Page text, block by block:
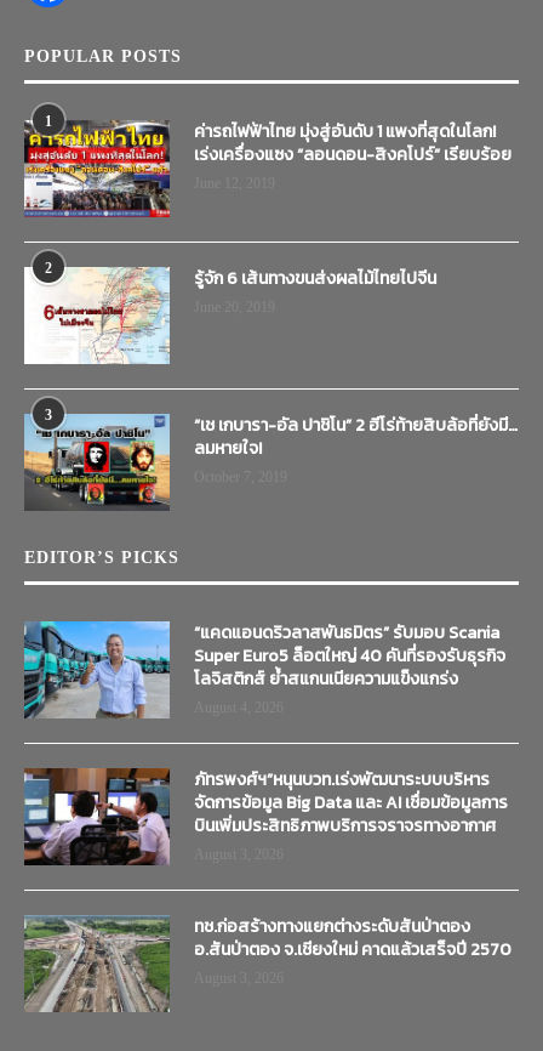
POPULAR POSTS
1
ค่ารถไฟฟ้าไทย มุ่งสู่อันดับ 1 แพงที่สุดในโลก!
เร่งเครื่องแซง “ลอนดอน-สิงคโปร์” เรียบร้อย
2 รู้จัก 6 เส้นทางขนส่งผลไม้ไทยไปจีน
3
“เช เกบารา-อัล ปาชิโน” 2 ฮีโร่ท้ายสิบล้อที่ยังมี…
ลมหายใจ!
EDITOR’S PICKS
“แคดแอนดริวลาสพันธมิตร” รับมอบ Scania
Super Euro5 ล็อตใหญ่ 40 คันที่รองรับธุรกิจ
โลจิสติกส์ ย้ำสแกนเนียความแข็งแกร่ง
ภัทรพงศ์ฯ”หนุนบวท.เร่งพัฒนาระบบบริหาร
จัดการข้อมูล Big Data และ AI เชื่อมข้อมูลการ
บินเพิ่มประสิทธิภาพบริการจราจรทางอากาศ
ทช.ก่อสร้างทางแยกต่างระดับสันป่าตอง
อ.สันป่าตอง จ.เชียงใหม่ คาดแล้วเสร็จปี 2570